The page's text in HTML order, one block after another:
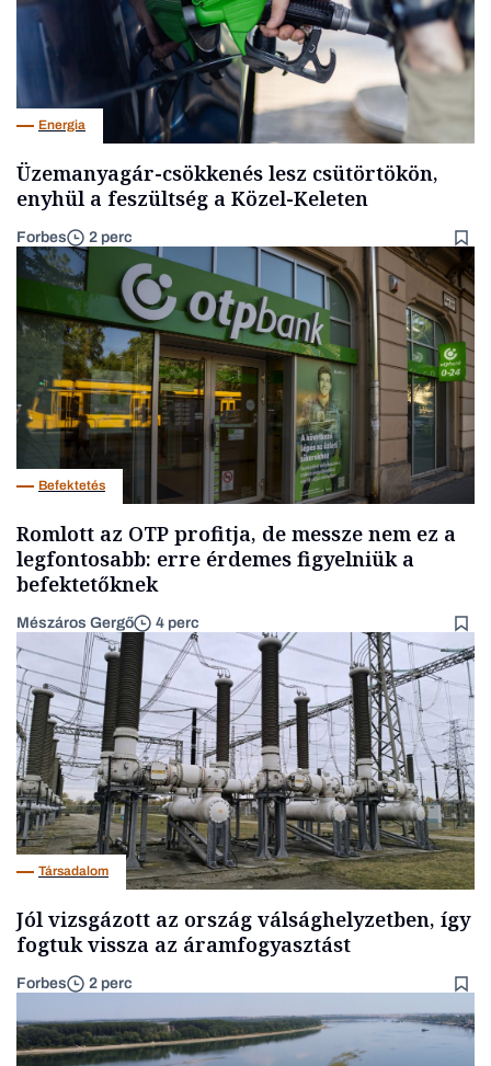
Energia
Üzemanyagár-csökkenés lesz csütörtökön,
enyhül a feszültség a Közel-Keleten
Forbes 2 perc
Befektetés
Romlott az OTP profitja, de messze nem ez a
legfontosabb: erre érdemes figyelniük a
befektetőknek
Mészáros Gergő 4 perc
Társadalom
Jól vizsgázott az ország válsághelyzetben, így
fogtuk vissza az áramfogyasztást
Forbes 2 perc